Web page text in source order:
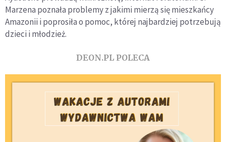
Marzena poznała problemy z jakimi mierzą się mieszkańcy
Amazonii i poprosiła o pomoc, której najbardziej potrzebują
dzieci i młodzież.
DEON.PL POLECA